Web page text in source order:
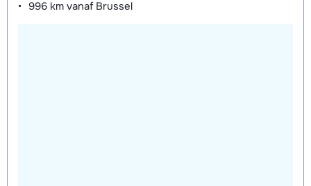
996 km vanaf Brussel